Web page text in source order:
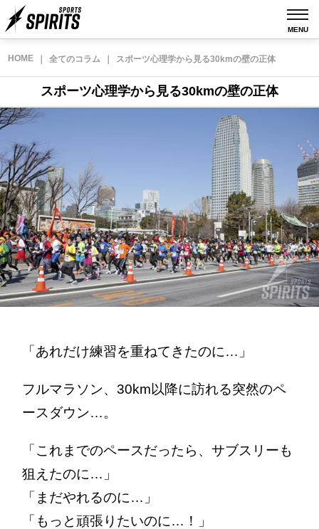
MENU
HOME 全てのコラム スポーツ心理学から見る30kmの壁の正体
スポーツ心理学から見る30kmの壁の正体
「あれだけ練習を重ねてきたのに…」
フルマラソン、30km以降に訪れる突然のペ
ースダウン…。
「これまでのペースだったら、サブスリーも
狙えたのに…」
「まだやれるのに…」
「もっと頑張りたいのに…！」